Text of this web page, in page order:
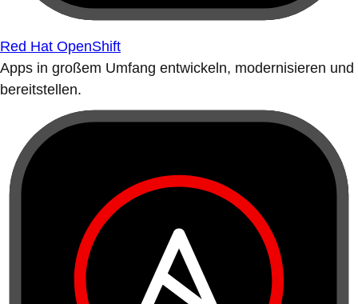
Red Hat OpenShift
Apps in großem Umfang entwickeln, modernisieren und
bereitstellen.